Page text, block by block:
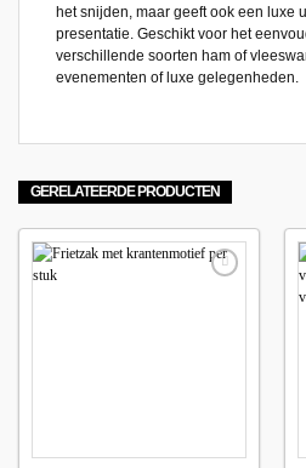
het snijden, maar geeft ook een luxe
presentatie. Geschikt voor het
verschillende soorten ham of
evenementen of luxe gelegenheden.
GERELATEERDE PRODUCTEN